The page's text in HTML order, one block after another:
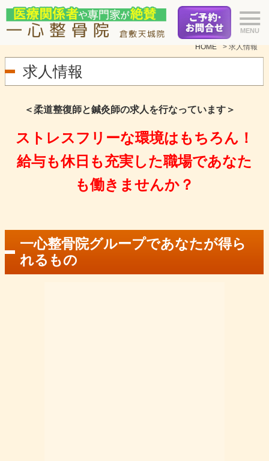
HOME >求人情報
求人情報
＜柔道整復師と鍼灸師の求人を行なっています＞
ストレスフリーな環境はもちろん！
給与も休日も充実した職場であなた
も働きませんか？
一心整骨院グループであなたが得ら
れるもの